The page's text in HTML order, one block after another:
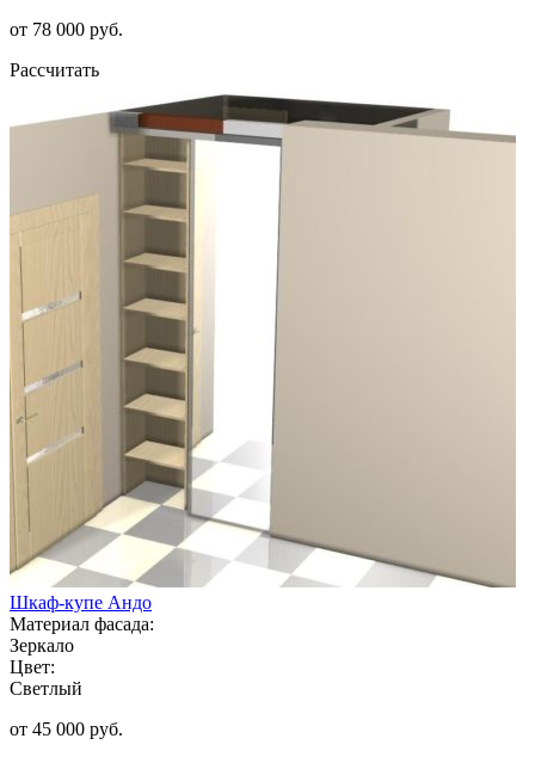
от 78 000 руб.
Рассчитать
Шкаф-купе Андо
Материал фасада:
Зеркало
Цвет:
Светлый
от 45 000 руб.